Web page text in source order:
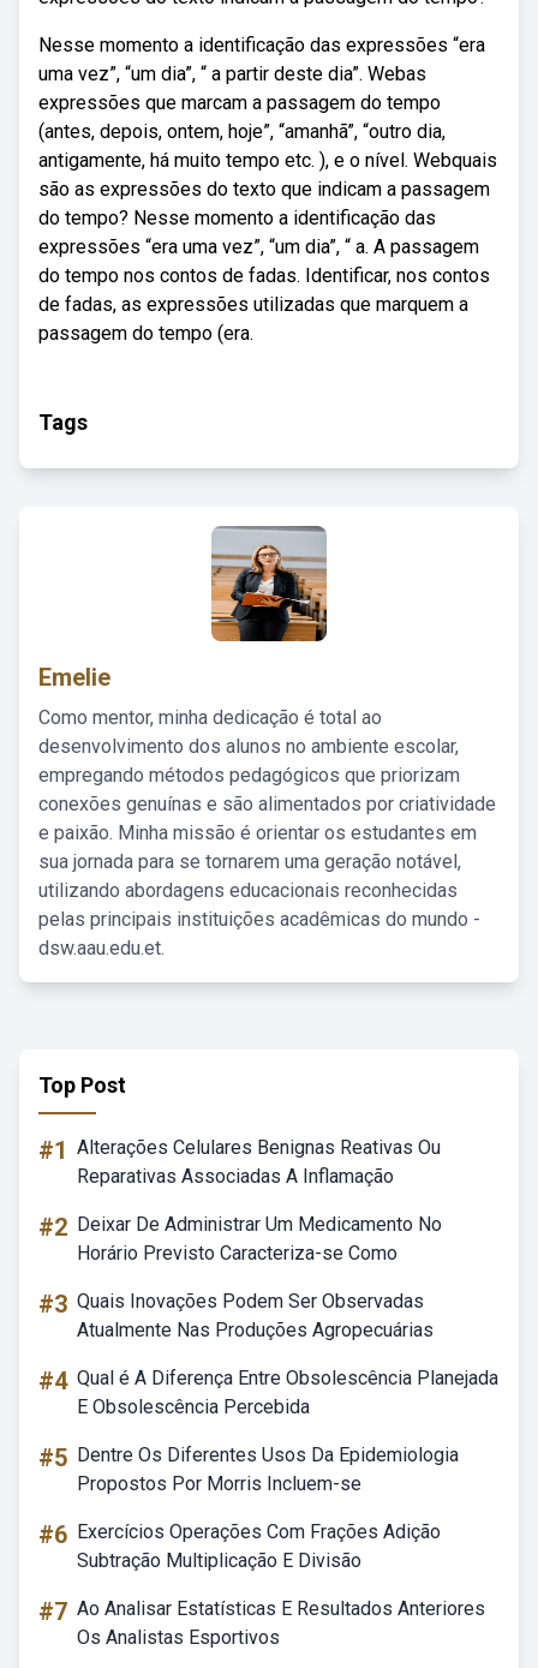
Nesse momento a identificação das expressões “era
uma vez”, “um dia”, “ a partir deste dia”. Webas
expressões que marcam a passagem do tempo
(antes, depois, ontem, hoje”, “amanhã”, “outro dia,
antigamente, há muito tempo etc. ), e o nível. Webquais
são as expressões do texto que indicam a passagem
do tempo? Nesse momento a identificação das
expressões “era uma vez”, “um dia”, “ a. A passagem
do tempo nos contos de fadas. Identificar, nos contos
de fadas, as expressões utilizadas que marquem a
passagem do tempo (era.
Tags
Emelie
Como mentor, minha dedicação é total ao
desenvolvimento dos alunos no ambiente escolar,
empregando métodos pedagógicos que priorizam
conexões genuínas e são alimentados por criatividade
e paixão. Minha missão é orientar os estudantes em
sua jornada para se tornarem uma geração notável,
utilizando abordagens educacionais reconhecidas
pelas principais instituições acadêmicas do mundo -
dsw.aau.edu.et.
Top Post
#1 Alterações Celulares Benignas Reativas Ou
Reparativas Associadas A Inflamação
#2 Deixar De Administrar Um Medicamento No
Horário Previsto Caracteriza-se Como
#3 Quais Inovações Podem Ser Observadas
Atualmente Nas Produções Agropecuárias
#4 Qual é A Diferença Entre Obsolescência Planejada
E Obsolescência Percebida
#5 Dentre Os Diferentes Usos Da Epidemiologia
Propostos Por Morris Incluem-se
#6 Exercícios Operações Com Frações Adição
Subtração Multiplicação E Divisão
#7 Ao Analisar Estatísticas E Resultados Anteriores
Os Analistas Esportivos